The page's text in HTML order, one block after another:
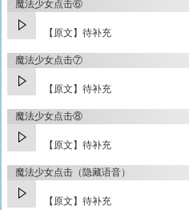
魔法少女点击⑥
【原文】待补充
魔法少女点击⑦
【原文】待补充
魔法少女点击⑧
【原文】待补充
魔法少女点击（隐藏语音）
【原文】待补充